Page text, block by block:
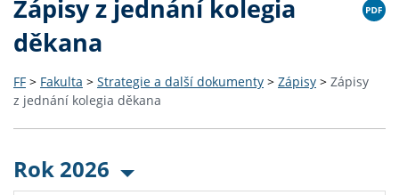
Zápisy z jednání kolegia
děkana
FF > Fakulta > Strategie a další dokumenty > Zápisy > Zápisy
z jednání kolegia děkana
Rok 2026